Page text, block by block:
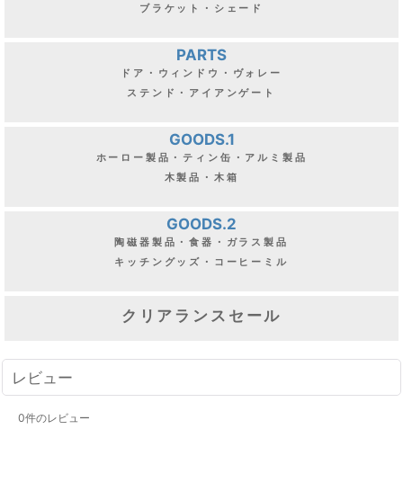
ブラケット・シェード
PARTS
ドア・ウィンドウ・ヴォレー
ステンド・アイアンゲート
GOODS.1
ホーロー製品・ティン缶・アルミ製品
木製品・木箱
GOODS.2
陶磁器製品・食器・ガラス製品
キッチングッズ・コーヒーミル
クリアランスセール
レビュー
0件のレビュー